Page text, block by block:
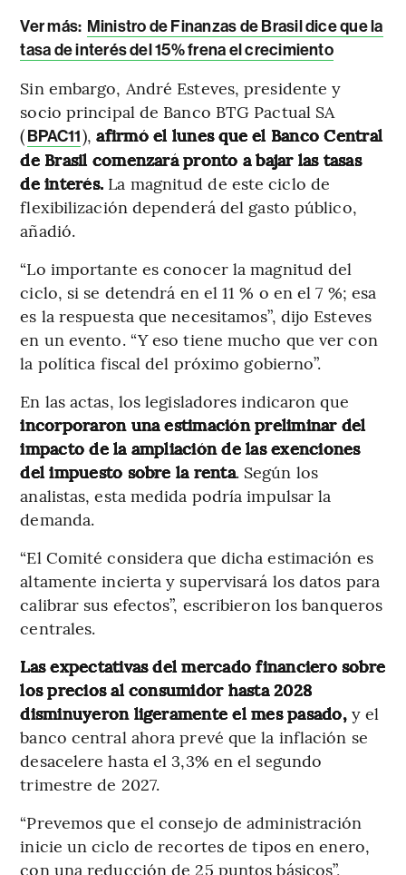
Ver más: Ministro de Finanzas de Brasil dice que la
tasa de interés del 15% frena el crecimiento
Sin embargo, André Esteves, presidente y
socio principal de Banco BTG Pactual SA
(BPAC11),afirmó el lunes que el Banco Central
de Brasil comenzará pronto a bajar las tasas
de interés. La magnitud de este ciclo de
flexibilización dependerá del gasto público,
añadió.
“Lo importante es conocer la magnitud del
ciclo, si se detendrá en el 11 % o en el 7 %; esa
es la respuesta que necesitamos”, dijo Esteves
en un evento. “Y eso tiene mucho que ver con
la política fiscal del próximo gobierno”.
En las actas, los legisladores indicaron que
incorporaron una estimación preliminar del
impacto de la ampliación de las exenciones
del impuesto sobre la renta. Según los
analistas, esta medida podría impulsar la
demanda.
“El Comité considera que dicha estimación es
altamente incierta y supervisará los datos para
calibrar sus efectos”, escribieron los banqueros
centrales.
Las expectativas del mercado financiero sobre
los precios al consumidor hasta 2028
disminuyeron ligeramente el mes pasado, y el
banco central ahora prevé que la inflación se
desacelere hasta el 3,3% en el segundo
trimestre de 2027.
“Prevemos que el consejo de administración
inicie un ciclo de recortes de tipos en enero,
con una reducción de 25 puntos básicos”,